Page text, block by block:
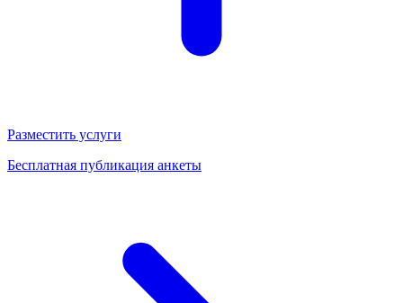
Разместить услуги
Бесплатная публикация анкеты